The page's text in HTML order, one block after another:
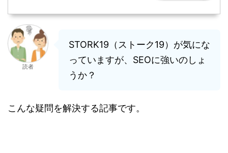
読者
STORK19（ストーク19）が気にな
っていますが、SEOに強いのしょ
うか？
こんな疑問を解決する記事です。